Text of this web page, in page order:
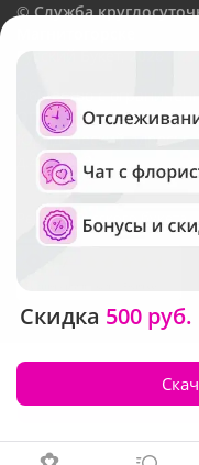
©Служба
Русский Букет, 2026
Общество с
ОГРН: 1195476081745,
Юридический адрес:
д.42, оф. 3
Рейтинг Русского букета
Скидка 500 руб.